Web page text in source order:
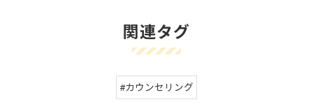
関連タグ
#カウンセリング